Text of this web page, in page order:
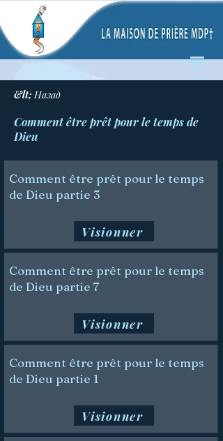
&lt; Назад
Comment être prêt pour le temps de
Dieu
Comment être prêt pour le temps
de Dieu partie 3
Visionner
Comment être prêt pour le temps
de Dieu partie 7
Visionner
Comment être prêt pour le temps
de Dieu partie 1
Visionner